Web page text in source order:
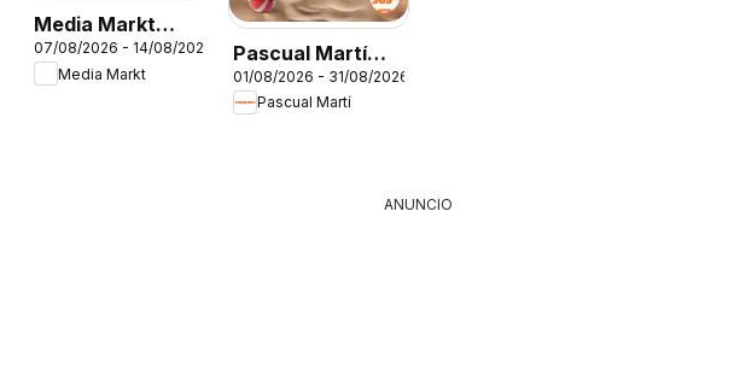
Media Markt
Folleto
07/08/2026 - 14/08/2026
Media Markt
Pascual Martí
Folleto
01/08/2026 - 31/08/2026
Pascual Martí
ANUNCIO